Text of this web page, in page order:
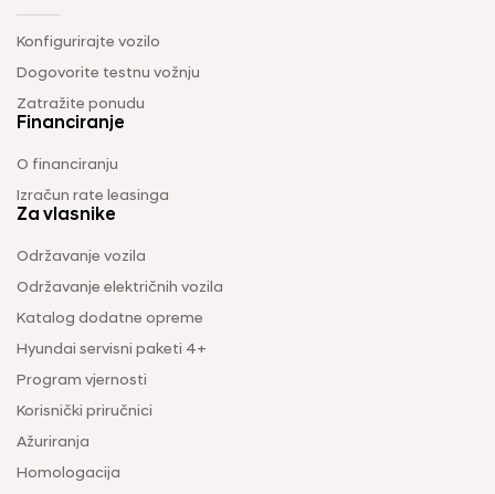
Konfigurirajte vozilo
Dogovorite testnu vožnju
Zatražite ponudu
Financiranje
O financiranju
Izračun rate leasinga
Za vlasnike
Održavanje vozila
Održavanje električnih vozila
Katalog dodatne opreme
Hyundai servisni paketi 4+
Program vjernosti
Korisnički priručnici
Ažuriranja
Homologacija